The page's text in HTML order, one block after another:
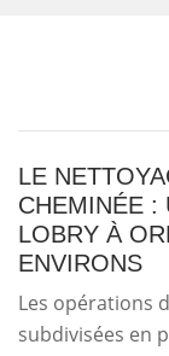
LE
CHEMINÉE :
LOBRY À
ENVIRONS
Les opérations
subdivisées en